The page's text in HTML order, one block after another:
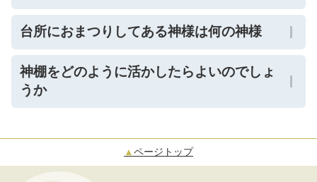
台所におまつりしてある神様は何の神様
神棚をどのように活かしたらよいのでしょ
うか
▲ ページトップ